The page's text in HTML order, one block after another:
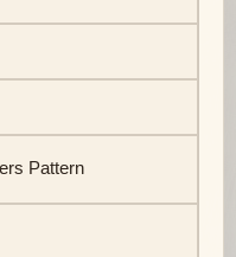
Pattern